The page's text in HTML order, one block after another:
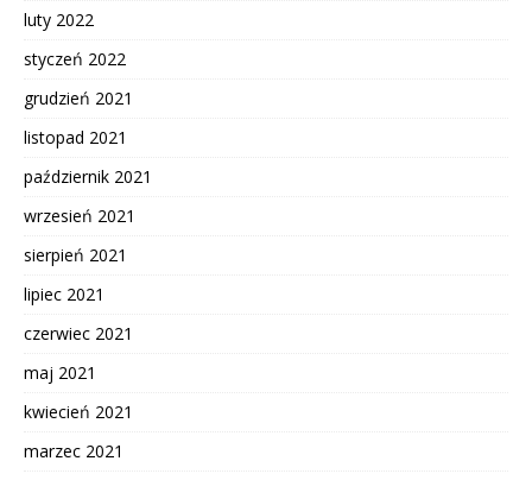
luty 2022
styczeń 2022
grudzień 2021
listopad 2021
październik 2021
wrzesień 2021
sierpień 2021
lipiec 2021
czerwiec 2021
maj 2021
kwiecień 2021
marzec 2021